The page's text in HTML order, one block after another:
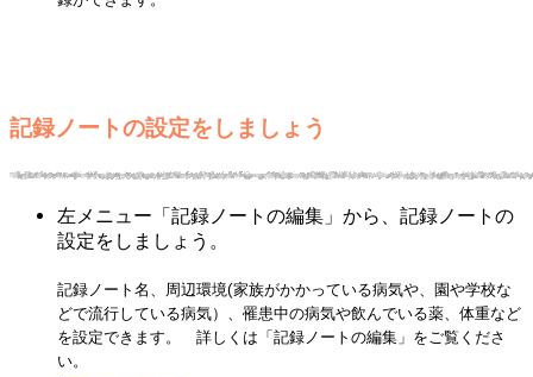
記録ノートの設定をしましょう
左メニュー「記録ノートの編集」から、記録ノートの
設定をしましょう。
記録ノート名、周辺環境(家族がかかっている病気や、園や学校な
どで流行している病気）、罹患中の病気や飲んでいる薬、体重など
を設定できます。 詳しくは「記録ノートの編集」をご覧くださ
い。